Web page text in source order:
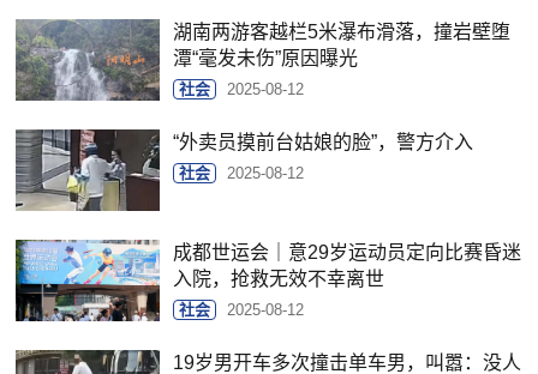
湖南两游客越栏5米瀑布滑落，撞岩壁堕
潭“毫发未伤”原因曝光
社会 2025-08-12
“外卖员摸前台姑娘的脸”，警方介入
社会 2025-08-12
成都世运会｜意29岁运动员定向比赛昏迷
入院，抢救无效不幸离世
社会 2025-08-12
19岁男开车多次撞击单车男，叫嚣：没人